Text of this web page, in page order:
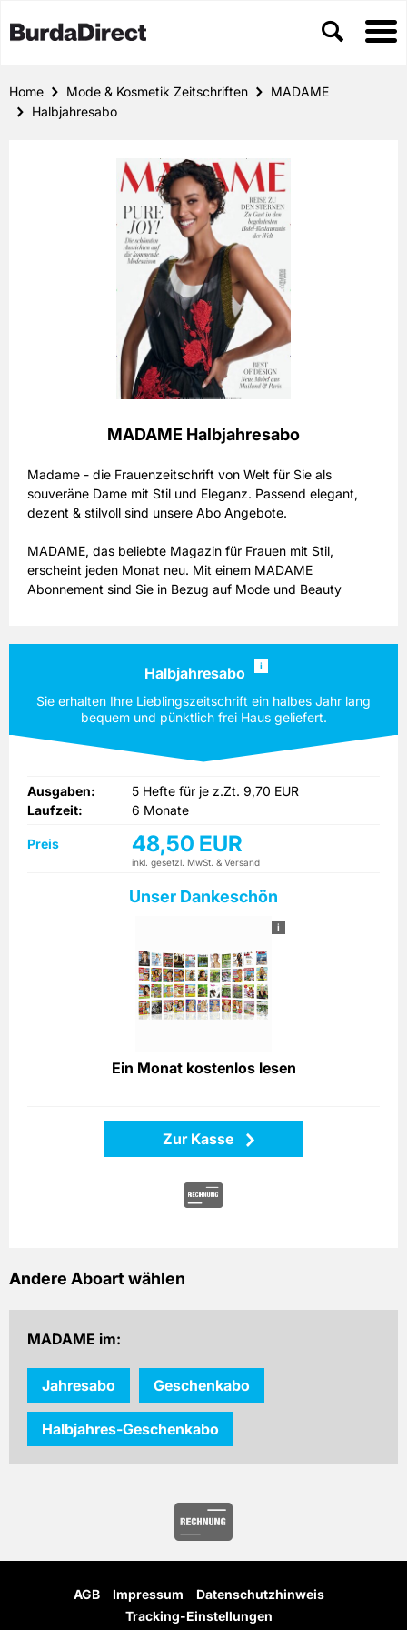
Home Mode & Kosmetik Zeitschriften
MADAME
Halbjahresabo
MADAME Halbjahresabo
Madame - die Frauenzeitschrift von Welt für Sie als
souveräne Dame mit Stil und Eleganz. Passend elegant,
dezent & stilvoll sind unsere Abo Angebote.
MADAME, das beliebte Magazin für Frauen mit Stil,
erscheint jeden Monat neu. Mit einem MADAME
Abonnement sind Sie in Bezug auf Mode und Beauty
erhältlich ist, stellt Ihnen in jeder Ausgabe die neuesten
Fashion-Trends vor. Die außergewöhnlichen Fotostrecken
werden Sie begeistern und zu eigenen Outfits inspirieren.
Auch Accessoires und Kosmetik kommen in der Zeitschrift
MADAME nicht zu kurz – schließlich wird erst durch sie ein
Look perfekt. Wenn Sie sich für ein MADAME Abonnement
entscheiden, können Sie sich auch über eine Vielzahl an
den Bereichen Beziehung, Partnerschaft und Psychologie
freuen. Lassen Sie sich von MADAME in die Welt des guten
Stils und der internationalen Mode entführen.
Halbjahresabo i
Sie erhalten Ihre Lieblingszeitschrift ein halbes Jahr lang
bequem und pünktlich frei Haus geliefert.
Ausgaben:
5 Hefte für je z.Zt. 9,70 EUR
Laufzeit:
6 Monate
Preis 48,50 EUR
inkl. gesetzl. MwSt. & Versand
Unser Dankeschön
i
Ein Monat kostenlos lesen
Zur Kasse
Andere Aboart wählen
MADAME im:
Jahresabo Geschenkabo
Halbjahres-Geschenkabo
AGB Impressum
Datenschutzhinweis
Tracking-Einstellungen